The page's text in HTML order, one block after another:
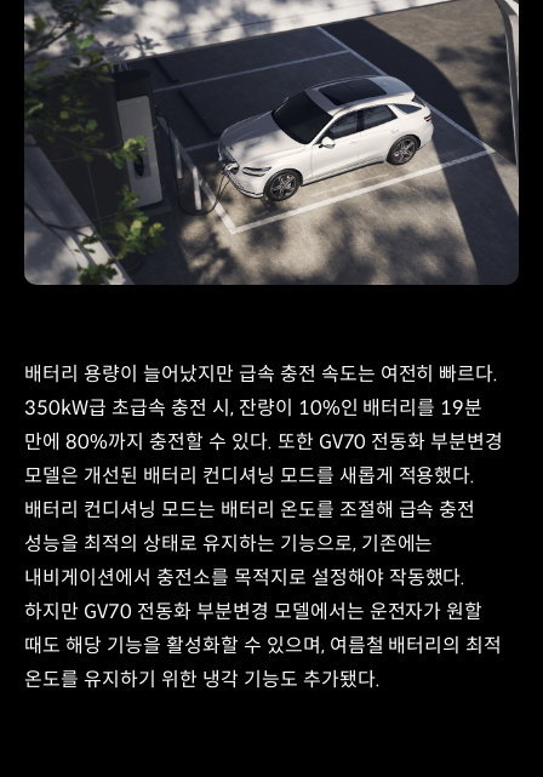
배터리 용량이 늘어났지만 급속 충전 속도는 여전히 빠르다.
350kW급 초급속 충전 시, 잔량이 10%인 배터리를 19분
만에 80%까지 충전할 수 있다. 또한 GV70 전동화 부분변경
모델은 개선된 배터리 컨디셔닝 모드를 새롭게 적용했다.
배터리 컨디셔닝 모드는 배터리 온도를 조절해 급속 충전
성능을 최적의 상태로 유지하는 기능으로, 기존에는
내비게이션에서 충전소를 목적지로 설정해야 작동했다.
하지만 GV70 전동화 부분변경 모델에서는 운전자가 원할
때도 해당 기능을 활성화할 수 있으며, 여름철 배터리의 최적
온도를 유지하기 위한 냉각 기능도 추가됐다.